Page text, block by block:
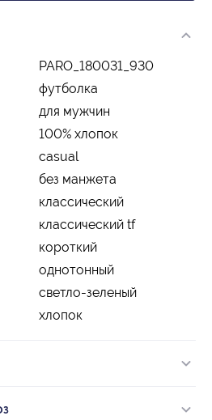
PARO_180031_930
футболка
для мужчин
100% хлопок
casual
без манжета
классический
классический tf
короткий
однотонный
светло-зеленый
хлопок